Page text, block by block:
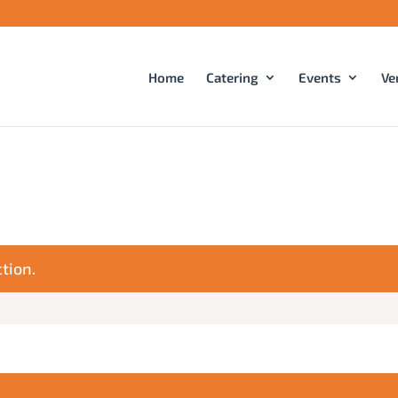
Home Catering Events